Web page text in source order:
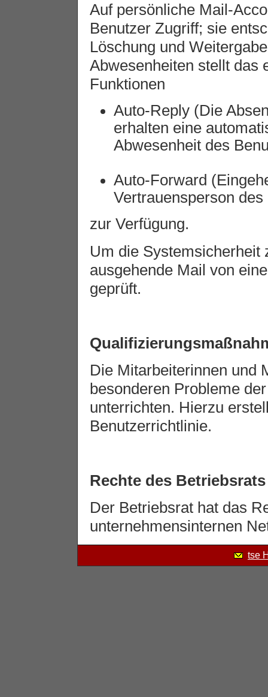
Auf persönliche Mail-
Benutzer Zugriff; sie
Löschung und
Abwesenheiten stellt das
Funktionen
Auto-Reply (Die
erhalten eine
Abwesenheit des
Auto-Forward
Vertrauensperson
zur Verfügung.
Um die Systemsicherheit
ausgehende Mail von
geprüft.
Die Mitarbeiterinnen und
besonderen Probleme
unterrichten. Hierzu
Benutzerrichtlinie.
Rechte des Betriebsrats
Der Betriebsrat hat das
unternehmensinternen
tse